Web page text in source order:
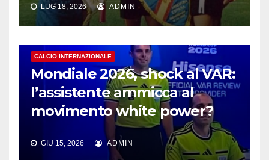
LUG 18, 2026 ADMIN
CALCIO INTERNAZIONALE
Mondiale 2026, shock al VAR:
l’assistente ammicca al
movimento white power?
GIU 15, 2026 ADMIN